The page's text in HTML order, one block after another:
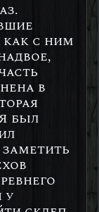
как с ним
в
был
у